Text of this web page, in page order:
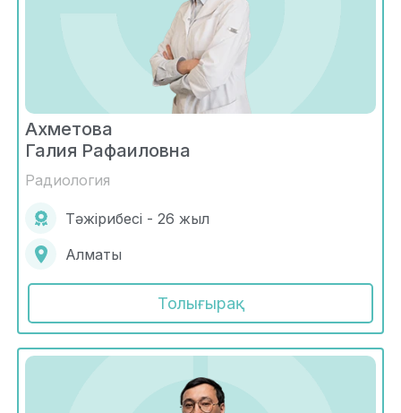
Ахметова
Галия Рафаиловна
Радиология
Тәжірибесі - 26 жыл
Алматы
Толығырақ